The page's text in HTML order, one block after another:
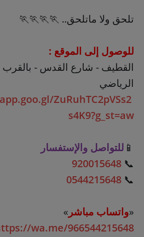
تلحق ولا ماتلحق.. 🏃🏃🏃🏃
للوصول إلى الموقع :
القطيف - شارع القدس - بالقرب
الرياضي
ZuRuhTC2pVSs2
s4K9?g_st=aw
📱 للتواصل والإستفسار
📞
920015648
📞
0544215648
«واتساب مباشر »
wa.me/966544215648